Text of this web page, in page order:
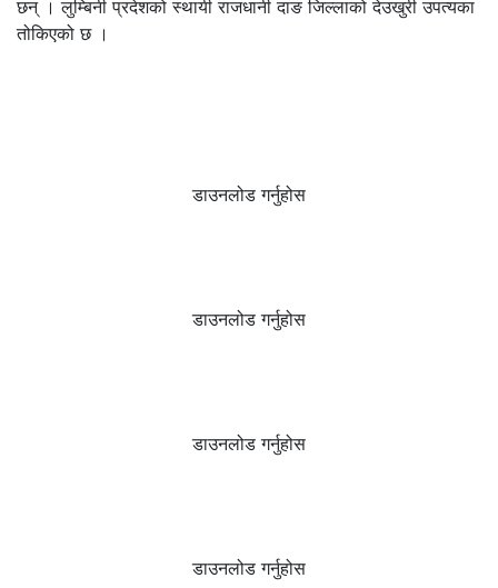
छन् । लुम्बिनी प्रदेशको स्थायी राजधानी दाङ जिल्लाको देउखुरी उपत्यका
तोकिएको छ ।
डाउनलोड गर्नुहोस
डाउनलोड गर्नुहोस
डाउनलोड गर्नुहोस
डाउनलोड गर्नुहोस